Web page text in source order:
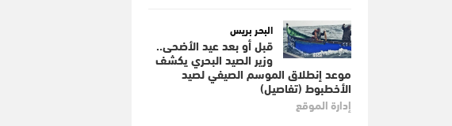
البحر بريس
قبل أو بعد عيد الأضحى..
وزير الصيد البحري يكشف
موعد إنطلاق الموسم الصيفي لصيد
الأخطبوط (تفاصيل)
إدارة الموقع